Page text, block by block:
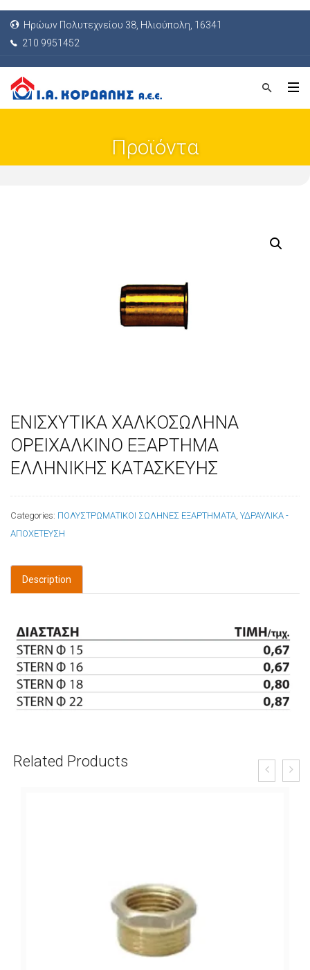
Ηρώων Πολυτεχνείου 38, Ηλιούπολη, 16341
210 9951452
Προϊόντα
ΕΝΙΣΧΥΤΙΚΑ ΧΑΛΚΟΣΩΛΗΝΑ
ΟΡΕΙΧΑΛΚΙΝΟ ΕΞΑΡΤΗΜΑ
ΕΛΛΗΝΙΚΗΣ ΚΑΤΑΣΚΕΥΗΣ
Categories: ΠΟΛΥΣΤΡΩΜΑΤΙΚΟΙ ΣΩΛΗΝΕΣ ΕΞΑΡΤΗΜΑΤΑ ΥΔΡΑΥΛΙΚΑ -
ΑΠΟΧΕΤΕΥΣΗ
Description
Related Products